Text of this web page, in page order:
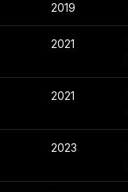
2019
2021
2021
2023